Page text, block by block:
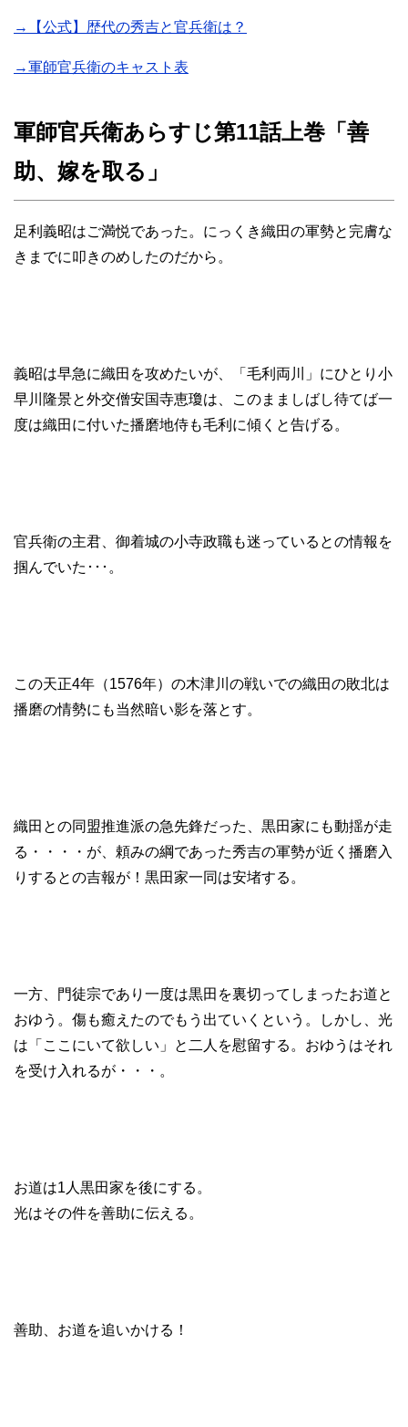
→【公式】歴代の秀吉と官兵衛は？
→軍師官兵衛のキャスト表
軍師官兵衛あらすじ第11話上巻「善
助、嫁を取る」
足利義昭はご満悦であった。にっくき織田の軍勢と完膚な
きまでに叩きのめしたのだから。
義昭は早急に織田を攻めたいが、「毛利両川」にひとり小
早川隆景と外交僧安国寺恵瓊は、このまましばし待てば一
度は織田に付いた播磨地侍も毛利に傾くと告げる。
官兵衛の主君、御着城の小寺政職も迷っているとの情報を
掴んでいた･･･。
この天正4年（1576年）の木津川の戦いでの織田の敗北は
播磨の情勢にも当然暗い影を落とす。
織田との同盟推進派の急先鋒だった、黒田家にも動揺が走
る・・・・が、頼みの綱であった秀吉の軍勢が近く播磨入
りするとの吉報が！黒田家一同は安堵する。
一方、門徒宗であり一度は黒田を裏切ってしまったお道と
おゆう。傷も癒えたのでもう出ていくという。しかし、光
は「ここにいて欲しい」と二人を慰留する。おゆうはそれ
を受け入れるが・・・。
お道は1人黒田家を後にする。
光はその件を善助に伝える。
善助、お道を追いかける！